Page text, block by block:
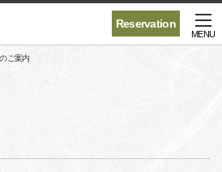
Reservation
MENU
ご案内